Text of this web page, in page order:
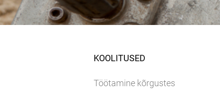
KOOLITUSED
Töötamine kõrgustes